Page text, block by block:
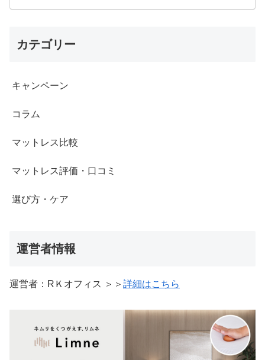
カテゴリー
キャンペーン
コラム
マットレス比較
マットレス評価・口コミ
選び方・ケア
運営者情報
運営者：RＫオフィス ＞＞ 詳細はこちら